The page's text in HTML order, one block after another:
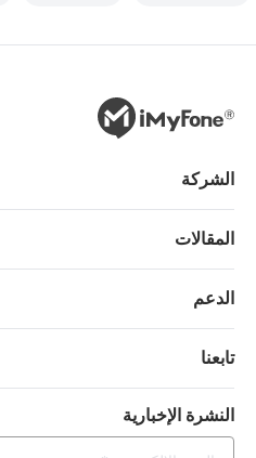
الشركة
المقالات
الدعم
تابعنا
النشرة الإخبارية